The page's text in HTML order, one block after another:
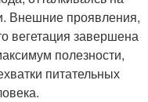
Внешние проявления,
вегетация завершена
полезности,
питательных